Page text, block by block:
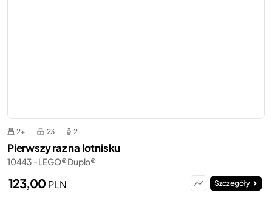
2+ 23 2
Pierwszy raz na lotnisku
10443 - LEGO® Duplo®
123,00 PLN Szczegóły